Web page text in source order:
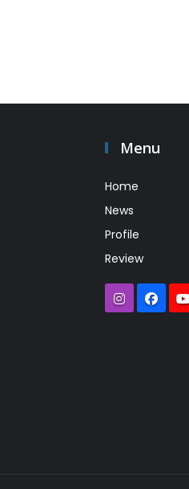
Menu
Home
News
Profile
Review